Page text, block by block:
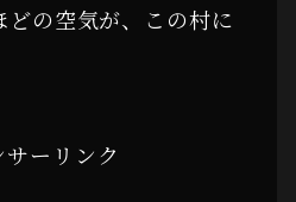
の空気が、この村に
サーリンク